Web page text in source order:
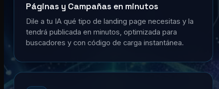
Páginas y Campañas en minutos
Dile a tu IA qué tipo de landing page necesitas y la
tendrá publicada en minutos, optimizada para
buscadores y con código de carga instantánea.